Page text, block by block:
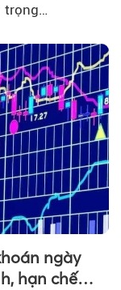
trọng…
ngày
hạn chế